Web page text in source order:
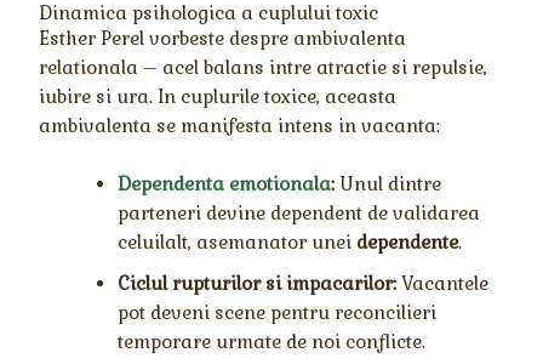
Dinamica psihologica a cuplului toxic
Esther Perel vorbeste despre ambivalenta
relationala – acel balans intre atractie si repulsie,
iubire si ura. In cuplurile toxice, aceasta
ambivalenta se manifesta intens in vacanta:
Dependenta emotionala: Unul dintre
parteneri devine dependent de validarea
celuilalt, asemanator unei dependente.
Ciclul rupturilor si impacarilor: Vacantele
pot deveni scene pentru reconcilieri
temporare urmate de noi conflicte.